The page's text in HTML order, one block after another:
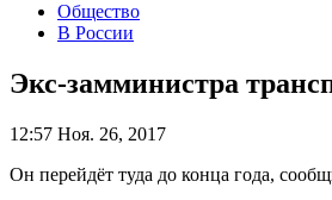
Общество
В России
Экс-замминистра
12:57 Ноя. 26, 2017
Он перейдёт туда до конца года,